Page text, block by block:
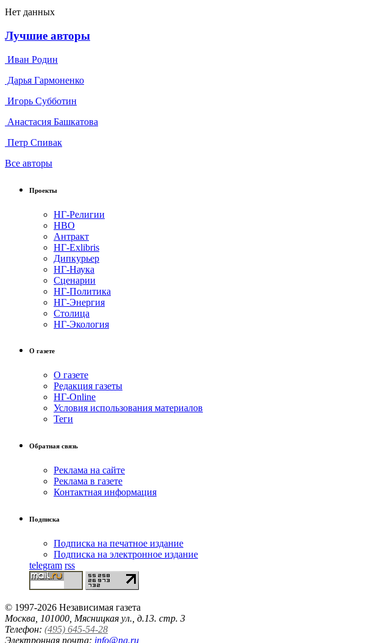
Нет данных
Лучшие авторы
Иван Родин
Дарья Гармоненко
Игорь Субботин
Анастасия Башкатова
Петр Спивак
Все авторы
Проекты
НГ-Религии
НВО
Антракт
НГ-Exlibris
Дипкурьер
НГ-Наука
Сценарии
НГ-Политика
НГ-Энергия
Столица
НГ-Экология
О газете
О газете
Редакция газеты
НГ-Online
Условия использования материалов
Теги
Обратная связь
Реклама на сайте
Реклама в газете
Контактная информация
Подписка
Подписка на печатное издание
Подписка на электронное издание
telegram rss
© 1997-2026 Независимая газета
Москва, 101000, Мясницкая ул., д.13. стр. 3
Телефон: (495) 645-54-28
Электронная почта: info@ng.ru